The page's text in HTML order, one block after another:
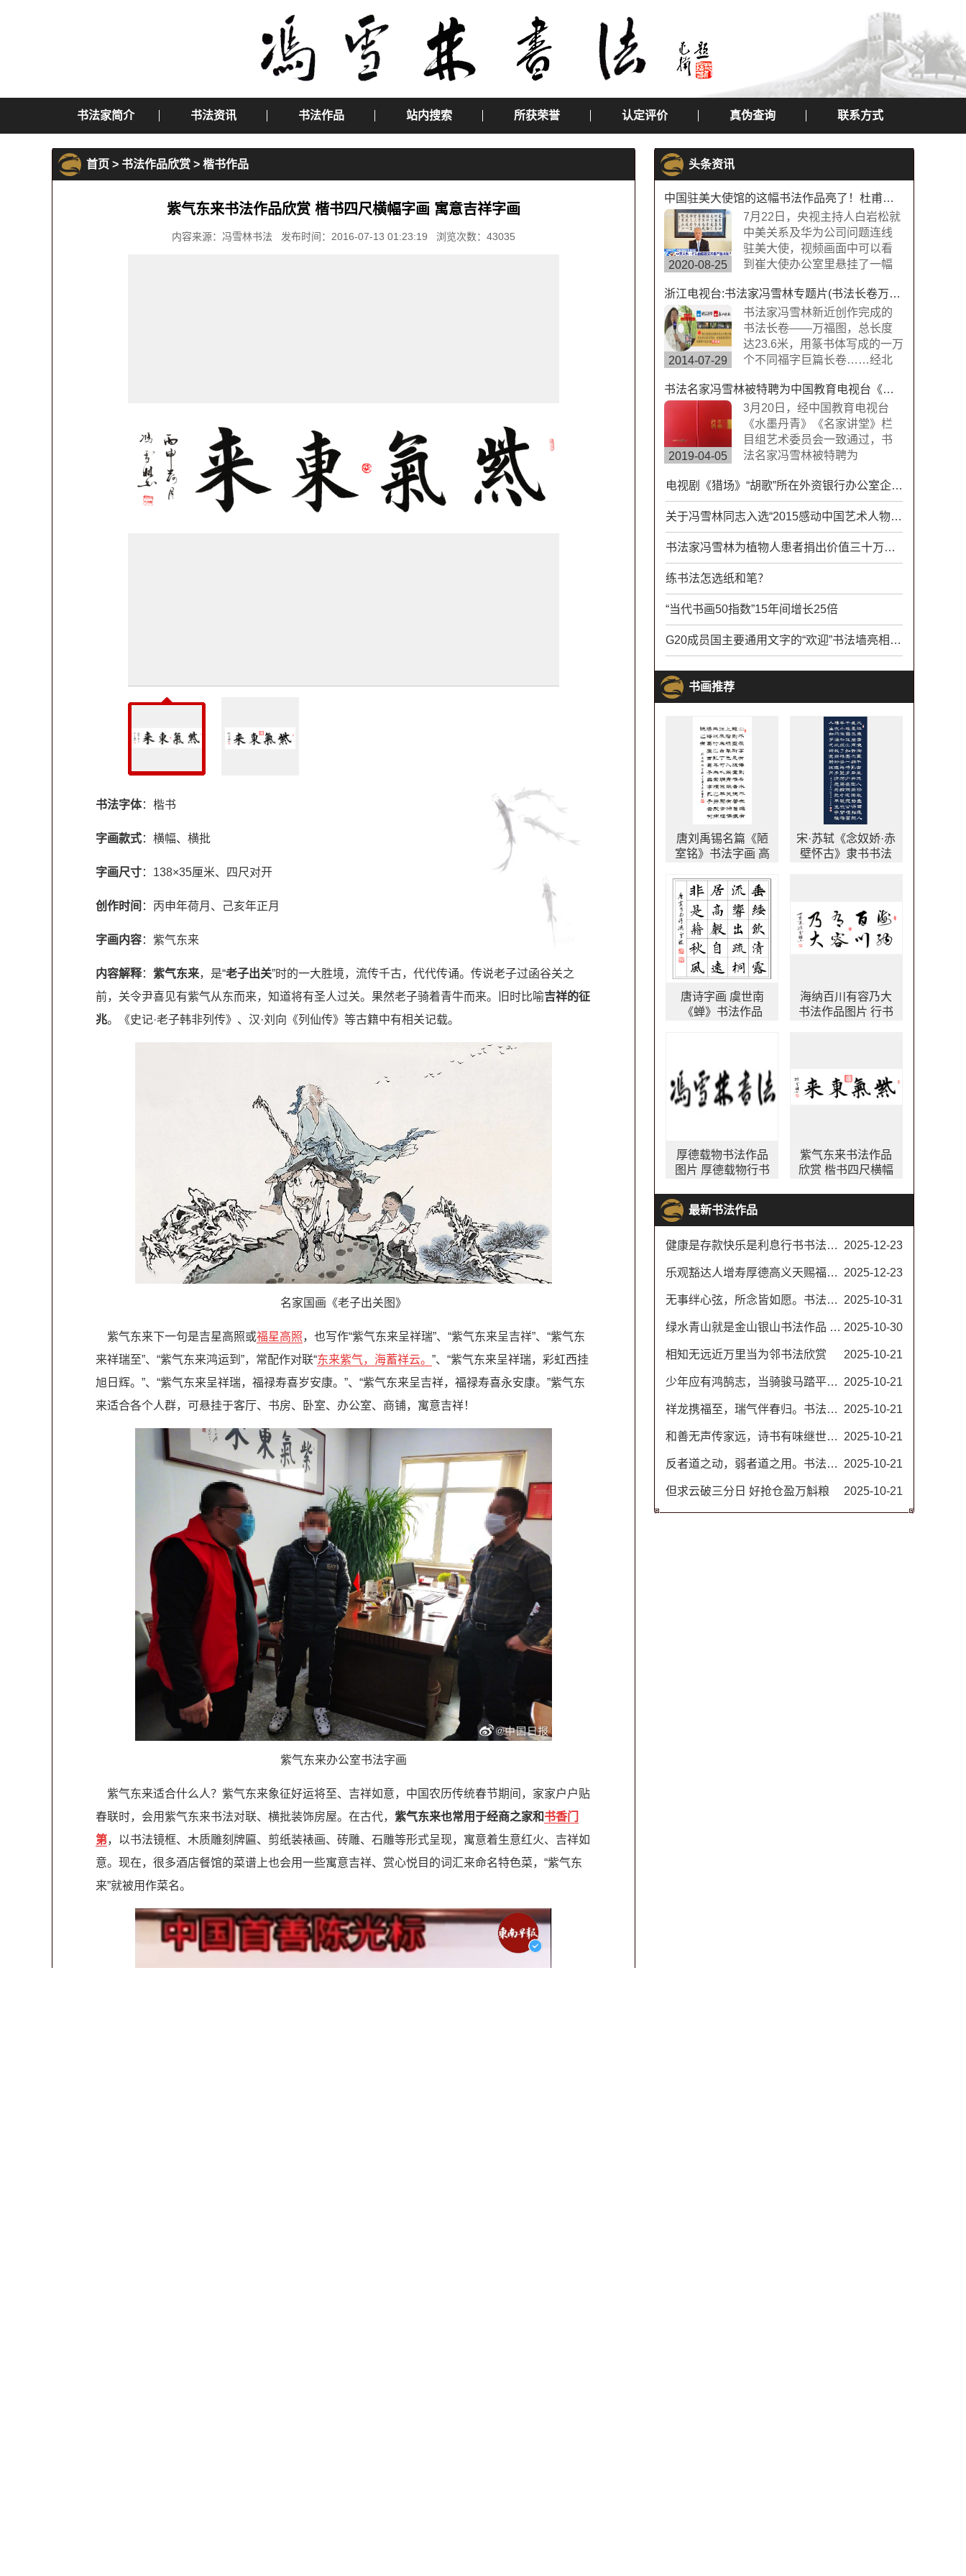
书法家简介 书法资讯 书法作品 站内搜索 所获荣誉 认定评价 真伪查询 联系方式
首页 > 书法作品欣赏 > 楷书作品
紫气东来书法作品欣赏 楷书四尺横幅字画 寓意吉祥字画
内容来源：冯雪林书法 发布时间：2016-07-13 01:23:19 浏览次数：43035
书法字体：楷书
字画款式：横幅、横批
字画尺寸：138×35厘米、四尺对开
创作时间 ：丙申年荷月、己亥年正月
字画内容：紫气东来
内容解释： 紫气东来，是“老子出关”时的一大胜境，流传千古，代代传诵。传说老子过函谷关之
前，关令尹喜见有紫气从东而来，知道将有圣人过关。果然老子骑着青牛而来。旧时比喻吉祥的征
兆。《史记·老子韩非列传》、汉·刘向《列仙传》等古籍中有相关记载。
名家国画《老子出关图》
紫气东来下一句是吉星高照或福星高照，也写作“紫气东来呈祥瑞”、“紫气东来呈吉祥”、“紫气东
来祥瑞至”、“紫气东来鸿运到”，常配作对联“东来紫气，海蓄祥云。 ”、“紫气东来呈祥瑞，彩虹西挂
旭日辉。”、“紫气东来呈祥瑞，福禄寿喜岁安康。”、“紫气东来呈吉祥，福禄寿喜永安康。”紫气东
来适合各个人群，可悬挂于客厅、书房、卧室、办公室、商铺，寓意吉祥！
紫气东来办公室书法字画
紫气东来适合什么人？紫气东来象征好运将至、吉祥如意，中国农历传统春节期间，家家户户贴
春联时，会用紫气东来书法对联、横批装饰房屋。在古代， 紫气东来也常用于经商之家和书香门
第，以书法镜框、木质雕刻牌匾、剪纸装裱画、砖雕、石雕等形式呈现，寓意着生意红火、吉祥如
意。现在，很多酒店餐馆的菜谱上也会用一些寓意吉祥、赏心悦目的词汇来命名特色菜，“紫气东
来”就被用作菜名。
头条资讯
中国驻美大使馆的这幅书法作品亮了！杜甫望岳书法作品
2020-08-25
7月22日，央视主持人白岩松就
中美关系及华为公司问题连线
驻美大使，视频画面中可以看
到崔大使办公室里悬挂了一幅
甫的《望岳》，极具内涵，这
幅作品的书法字体是典型欧体
楷书，方圆兼备、严谨工整、
挺劲险峻。
浙江电视台:书法家冯雪林专题片(书法长卷万福图)
2014-07-29
书法家冯雪林新近创作完成的
书法长卷——万福图，总长度
达23.6米，用篆书体写成的一万
个不同福字巨篇长卷……经北
今为止世界上唯一的福字长篇
书法作品，具有很高的搜藏价
值。浙江卫视拍摄组来到杭州
余杭径山风情小镇专门拍摄了
此次专题片。
书法名家冯雪林被特聘为中国教育电视台《水墨丹青》《名家讲堂》栏目组签约艺术家
2019-04-05
3月20日，经中国教育电视台
《水墨丹青》《名家讲堂》栏
目组艺术委员会一致通过，书
法名家冯雪林被特聘为
堂》栏目组签约艺术家。中国
教育电视台《水墨丹青》是以
“弘扬中华传统文化，传承水墨
艺术精髓”为宗旨，展示现代中
国书画艺术发展变化的大型电
视文化栏目。
电视剧《猎场》“胡歌”所在外资银行办公室企业文化书法
关于冯雪林同志入选“2015感动中国艺术人物”的通知
书法家冯雪林为植物人患者捐出价值三十万书法作品
练书法怎选纸和笔？
“当代书画50指数”15年间增长25倍
G20成员国主要通用文字的“欢迎”书法墙亮相杭州萧山国际机场
书画推荐
唐刘禹锡名篇《陋
室铭》书法字画 高
宋·苏轼《念奴娇·赤
壁怀古》隶书书法
唐诗字画 虞世南
《蝉》书法作品
海纳百川有容乃大
书法作品图片 行书
厚德载物书法作品
图片 厚德载物行书
紫气东来书法作品
欣赏 楷书四尺横幅
最新书法作品
2025-12-23
健康是存款快乐是利息行书书法对联
2025-12-23
乐观豁达人增寿厚德高义天赐福书法楷书
2025-10-31
无事绊心弦，所念皆如愿。书法图片
2025-10-30
绿水青山就是金山银山书法作品 名家毛笔行书图片
2025-10-21
相知无远近万里当为邻书法欣赏
2025-10-21
少年应有鸿鹄志，当骑骏马踏平川。励志书法对联
2025-10-21
祥龙携福至，瑞气伴春归。书法春联
2025-10-21
和善无声传家远，诗书有味继世长。隶书书法欣赏 治家格言楹联
2025-10-21
反者道之动，弱者道之用。书法作品 道德经名句
2025-10-21
但求云破三分日 好抢仓盈万斛粮